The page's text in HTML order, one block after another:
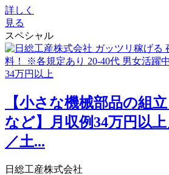
詳しく
見る
スペシャル
【小さな機械部品の組
など】月収例34万円以
／土...
日総工産株式会社